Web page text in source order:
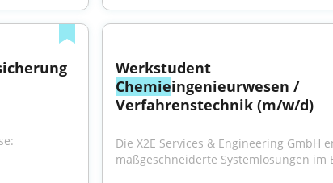
Werkstudent
Chemieingenieurwesen /
Verfahrenstechnik (m/w/d)
Die X2E Services & Engineering GmbH
maßgeschneiderte Systemlösungen im